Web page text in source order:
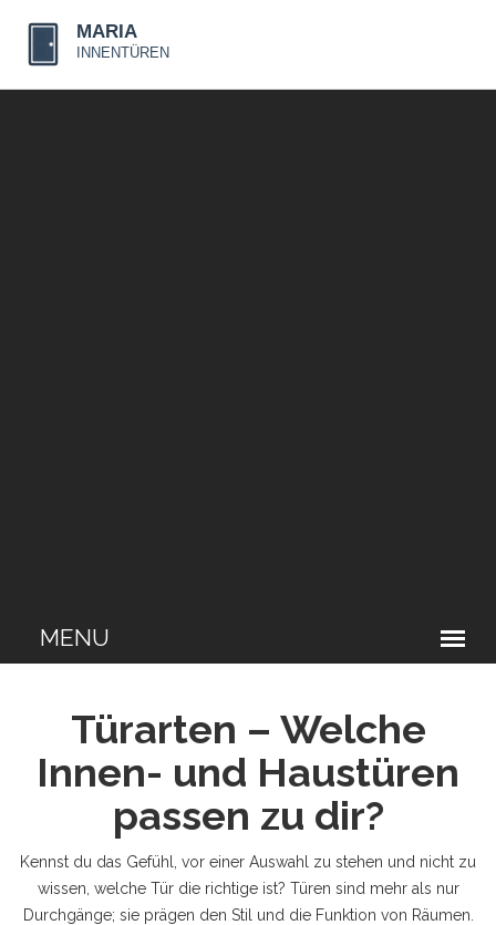
Türarten – Welche
Innen- und Haustüren
passen zu dir?
Kennst du das Gefühl, vor einer Auswahl zu stehen und nicht zu
wissen, welche Tür die richtige ist? Türen sind mehr als nur
Durchgänge; sie prägen den Stil und die Funktion von Räumen.